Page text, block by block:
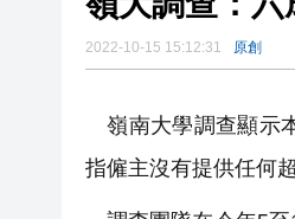
2022-10-15 15:12:31 原創
嶺南大學調查顯示
指僱主沒有提供任何